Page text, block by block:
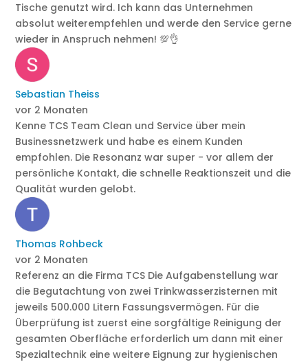
Tische genutzt wird. Ich kann das Unternehmen
absolut weiterempfehlen und werde den Service gerne
wieder in Anspruch nehmen! 💯👌
Sebastian Theiss
vor 2 Monaten
Kenne TCS Team Clean und Service über mein
Businessnetzwerk und habe es einem Kunden
empfohlen. Die Resonanz war super - vor allem der
persönliche Kontakt, die schnelle Reaktionszeit und die
Qualität wurden gelobt.
Thomas Rohbeck
vor 2 Monaten
Referenz an die Firma TCS Die Aufgabenstellung war
die Begutachtung von zwei Trinkwasserzisternen mit
jeweils 500.000 Litern Fassungsvermögen. Für die
Überprüfung ist zuerst eine sorgfältige Reinigung der
gesamten Oberfläche erforderlich um dann mit einer
Spezialtechnik eine weitere Eignung zur hygienischen